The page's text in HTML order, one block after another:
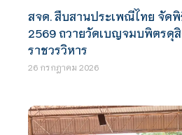
สจด. สืบสานประเพณีไทย จัด
2569 ถวายวัดเบญจมบพิตรดุ
ราชวรวิหาร
26 กรกฎาคม 2026